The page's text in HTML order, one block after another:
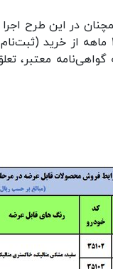
در این طرح
خودرو به هر کدملی، حداقل
گواهی‌نامه